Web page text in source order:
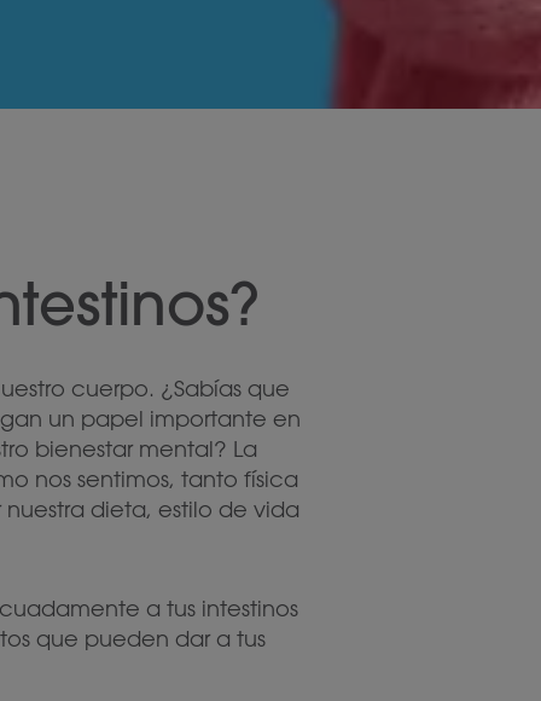
cuerpo. ¿Sabías que
un papel importante en
bienestar mental? La
nos sentimos, tanto física
dieta, estilo de vida
a tus intestinos
que pueden dar a tus